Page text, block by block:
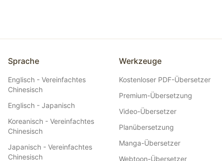
Sprache
Englisch - Vereinfachtes
Chinesisch
Englisch - Japanisch
Koreanisch - Vereinfachtes
Chinesisch
Japanisch - Vereinfachtes
Chinesisch
Werkzeuge
Kostenloser PDF-Übersetzer
Premium-Übersetzung
Video-Übersetzer
Planübersetzung
Manga-Übersetzer
Webtoon-Übersetzer